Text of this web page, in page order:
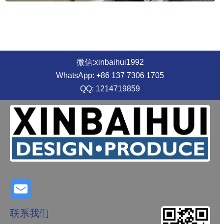
微信:xinbaihui1992
WhatsApp: +86 137 7306 1705
QQ: 1214719859
联系我们